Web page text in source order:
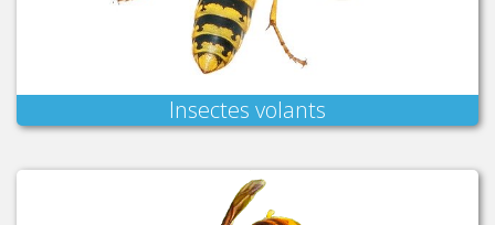
Insectes volants